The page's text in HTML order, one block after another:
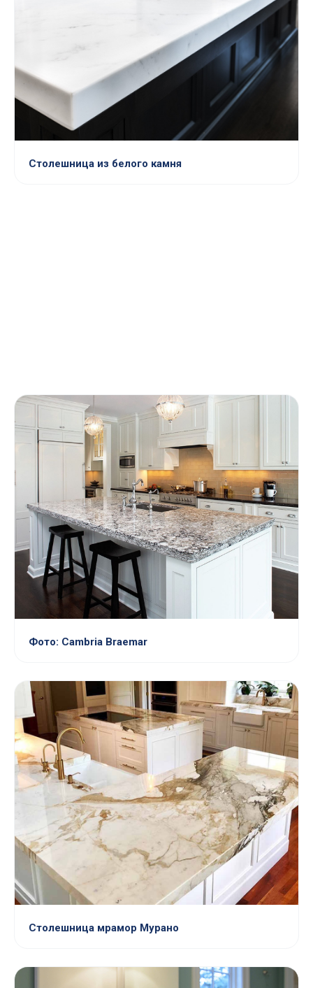
Столешница из белого камня
Фото: Cambria Braemar
Столешница мрамор Мурано